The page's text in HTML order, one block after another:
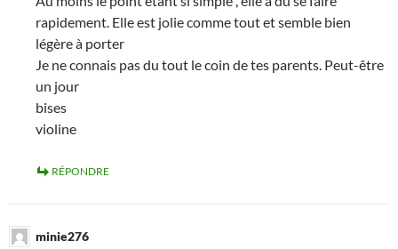
rapidement. Elle est jolie comme tout et semble bien
légère à porter
Je ne connais pas du tout le coin de tes parents. Peut-être
un jour
bises
violine
RÉPONDRE
minie276